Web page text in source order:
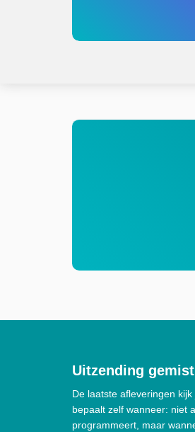
Uitzending
De laatste afleveringen
bepaalt zelf wanneer: niet
programmeert, maar